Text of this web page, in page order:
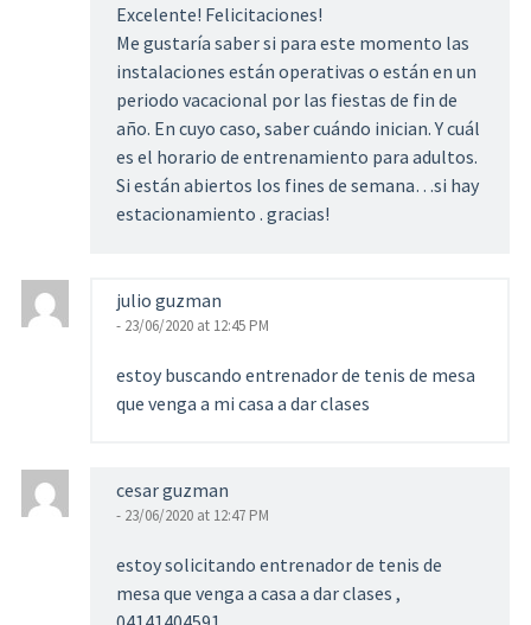
Excelente! Felicitaciones!
Me gustaría saber si para este momento las
instalaciones están operativas o están en un
periodo vacacional por las fiestas de fin de
año. En cuyo caso, saber cuándo inician. Y cuál
es el horario de entrenamiento para adultos.
Si están abiertos los fines de semana…si hay
estacionamiento . gracias!
julio guzman
- 23/06/2020 at 12:45 PM
estoy buscando entrenador de tenis de mesa
que venga a mi casa a dar clases
cesar guzman
- 23/06/2020 at 12:47 PM
estoy solicitando entrenador de tenis de
mesa que venga a casa a dar clases ,